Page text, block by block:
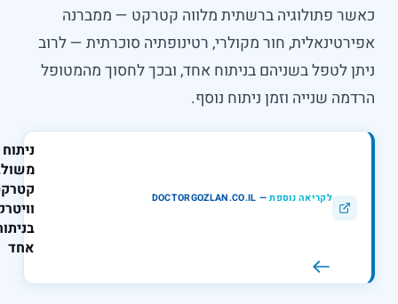
פתולוגיה ברשתית מלווה קטרקט — ממברנה
חור מקולרי, רטינופתיה סוכרתית — לרוב
לטפל בשניהם בניתוח אחד, ובכך לחסוך מהמטופל
שנייה וזמן ניתוח נוסף.
לקריאה נוספת —
DOCTORGOZLAN.CO.IL
משולב :
קטרקט
וויטרקטומיה
בניתוח